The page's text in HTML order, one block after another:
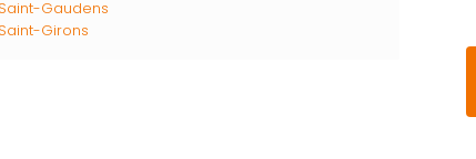
Saint-Gaudens
Saint-Girons